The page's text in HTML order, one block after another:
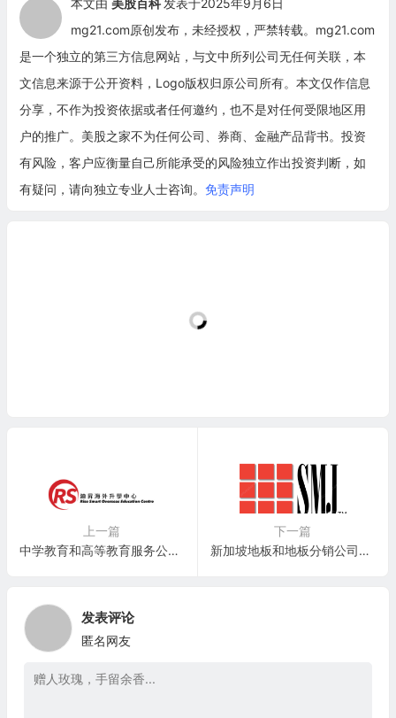
本文由 美股百科 发表于2025年9月6日
mg21.com原创发布，未经授权，严禁转载。mg21.com
是一个独立的第三方信息网站，与文中所列公司无任何关联，本
文信息来源于公开资料，Logo版权归原公司所有。本文仅作信息
分享，不作为投资依据或者任何邀约，也不是对任何受限地区用
户的推广。美股之家不为任何公司、券商、金融产品背书。投资
有风险，客户应衡量自己所能承受的风险独立作出投资判断，如
有疑问，请向独立专业人士咨询。 免责声明
上一篇
中学教育和高等教育服务公司：廸昇 Rise Smart Group Holdings Ltd.(RSMH)
下一篇
新加坡地板和地板分销公司：SMJ International Holdings(SMJF)
发表评论
匿名网友